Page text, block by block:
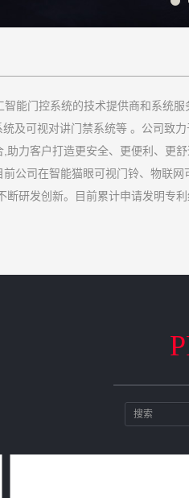
能门控系统的技术提供商和系统服
及可视对讲门禁系统等 。公司致
力客户打造更安全、更便利、更
司在智能猫眼可视门铃、物联网
断研发创新。目前累计申请发明专